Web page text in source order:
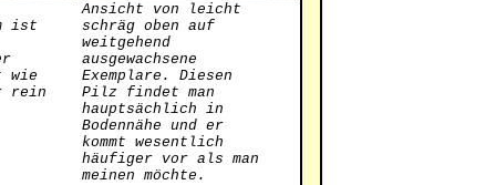
ist
wie
rein
Ansicht von leicht
schräg oben auf
weitgehend
ausgewachsene
Exemplare. Diesen
Pilz findet man
hauptsächlich in
Bodennähe und er
kommt wesentlich
häufiger vor als man
meinen möchte.